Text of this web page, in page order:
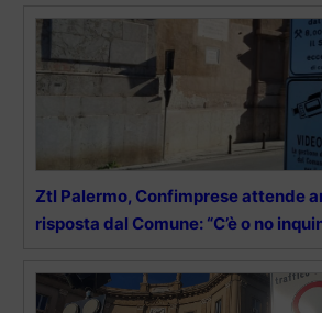
Ztl Palermo, Confimprese attende
risposta dal Comune: “C’è o no